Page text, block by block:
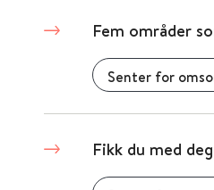
Fem områder
Fikk du med